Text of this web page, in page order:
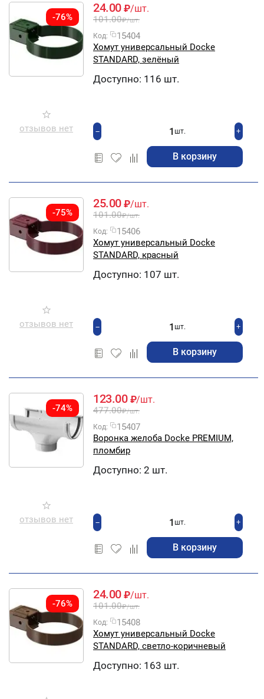
-76%
отзывов нет
24.00 ₽/шт.
101.00₽/шт.
Код:
15404
Хомут универсальный Docke
STANDARD, зелёный
Доступно: 116 шт.
+
шт.
−
В корзину
-75%
отзывов нет
25.00 ₽/шт.
101.00₽/шт.
Код:
15406
Хомут универсальный Docke
STANDARD, красный
Доступно: 107 шт.
+
шт.
−
В корзину
-74%
отзывов нет
123.00 ₽/шт.
477.00₽/шт.
Код:
15407
Воронка желоба Docke PREMIUM,
пломбир
Доступно: 2 шт.
+
шт.
−
В корзину
-76%
24.00 ₽/шт.
101.00₽/шт.
Код:
15408
Хомут универсальный Docke
STANDARD, светло-коричневый
Доступно: 163 шт.